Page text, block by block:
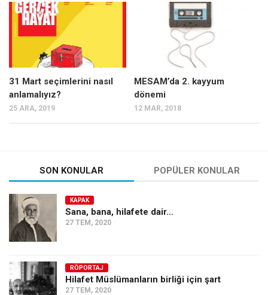
Mehmet Ali Tekin
Abir E. Nahas
Amina S. Jenenkovic
Bağdagül Öz
Esra Elönü
Kategoriler
Kültür Sanat
Kitap
Karisi kitap sualleri
7 soruda bu hafta
Ekonomi
31 Mart seçimlerini nasıl
anlamalıyız?
25 ARA, 2019
MESAM’da 2. kayyum
dönemi
12 MAR, 2018
SON KONULAR POPÜLER KONULAR
KAPAK
Sana, bana, hilafete dair…
27 TEM, 2020
RÖPORTAJ
Hilafet Müslümanların birliği için şart
27 TEM, 2020